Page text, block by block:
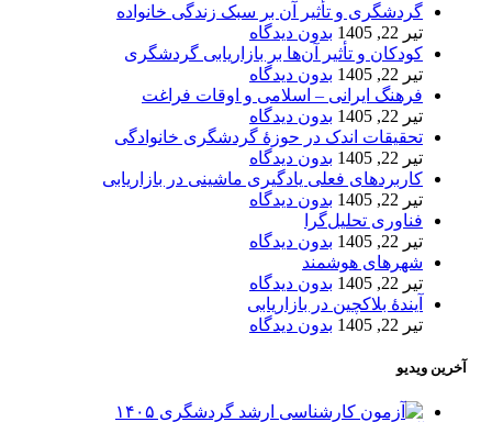
گردشگری و تأثیر آن بر سبک زندگی خانواده
تیر 22, 1405
بدون دیدگاه
کودکان و تأثیر آن‌ها بر بازاریابی گردشگری
تیر 22, 1405
بدون دیدگاه
فرهنگ ایرانی – اسلامی و اوقات فراغت
تیر 22, 1405
بدون دیدگاه
تحقیقات اندک در حوزۀ گردشگری خانوادگی
تیر 22, 1405
بدون دیدگاه
کاربردهای فعلی یادگیری ماشینی در بازاریابی
تیر 22, 1405
بدون دیدگاه
فناوری تحلیل‌گرا
تیر 22, 1405
بدون دیدگاه
شهرهای هوشمند
تیر 22, 1405
بدون دیدگاه
آیندۀ بلاکچین در بازاریابی
تیر 22, 1405
بدون دیدگاه
آخرین ویدیو